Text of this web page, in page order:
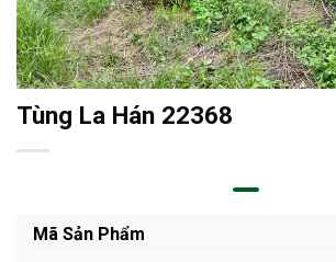
Tùng La Hán 22368
Mã Sản Phẩm